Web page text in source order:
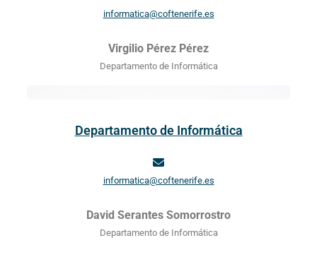
informatica@coftenerife.es
Virgilio Pérez Pérez
Departamento de Informática
Departamento de Informática
informatica@coftenerife.es
David Serantes Somorrostro
Departamento de Informática